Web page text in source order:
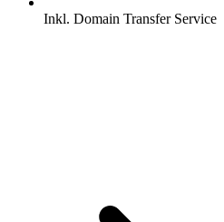
Inkl. Domain Transfer Service